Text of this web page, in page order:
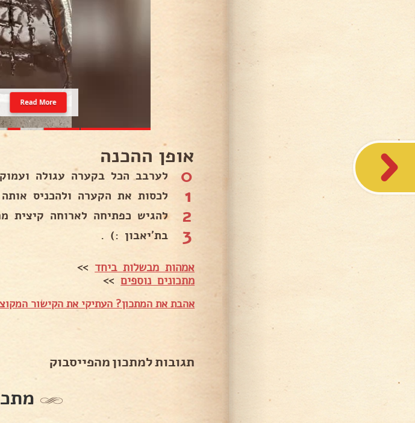
Read More
אופן ההכנה
0 לערבב הכל בקערה עגולה
1 לכסות את הקערה ולהכניס
2 להגיש כפתיחה לארוחה קיצית
3 בת׳יאבון :) .
אמהות מבשלות ביחד >>
מתכונים נוספים>>
אהבת את המתכון? העתיקי את הקישור
תגובות למתכון מהפייסבוק